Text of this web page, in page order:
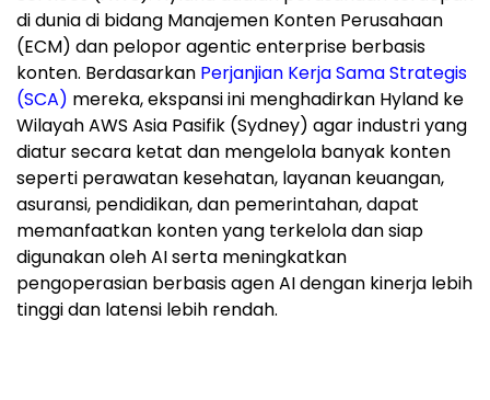
di dunia di bidang Manajemen Konten Perusahaan
(ECM) dan pelopor agentic enterprise berbasis
konten. Berdasarkan Perjanjian Kerja Sama Strategis
(SCA) mereka, ekspansi ini menghadirkan Hyland ke
Wilayah AWS Asia Pasifik (Sydney) agar industri yang
diatur secara ketat dan mengelola banyak konten
seperti perawatan kesehatan, layanan keuangan,
asuransi, pendidikan, dan pemerintahan, dapat
memanfaatkan konten yang terkelola dan siap
digunakan oleh AI serta meningkatkan
pengoperasian berbasis agen AI dengan kinerja lebih
tinggi dan latensi lebih rendah.